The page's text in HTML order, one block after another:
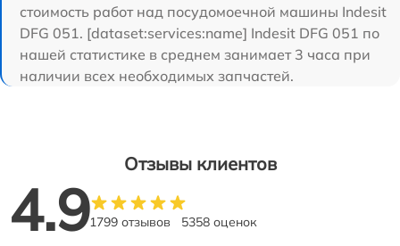
стоимость работ над посудомоечной машины Indesit
DFG 051. [dataset:services:name] Indesit DFG 051 по
нашей статистике в среднем занимает 3 часа при
наличии всех необходимых запчастей.
Отзывы клиентов
4.91799 отзывов 5358 оценок